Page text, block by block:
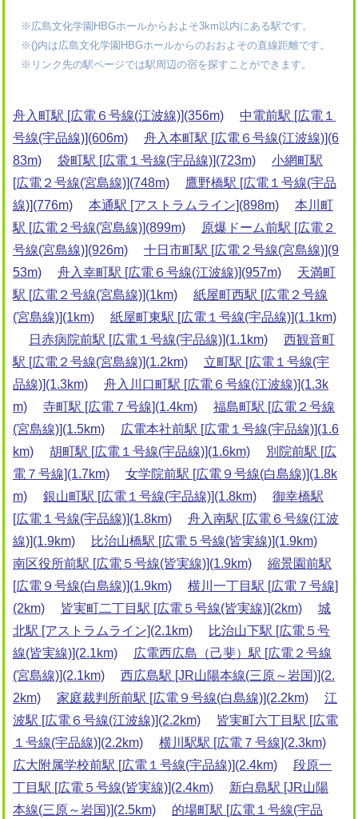
※広島文化学園HBGホールからおよそ3km以内にある駅です。
※()内は広島文化学園HBGホールからのおおよその直線距離です。
※リンク先の駅ページでは駅周辺の宿を探すことができます。
舟入町駅 [広電６号線(江波線)](356m)
中電前駅 [広電１
号線(宇品線)](606m)
舟入本町駅 [広電６号線(江波線)](6
83m)
袋町駅 [広電１号線(宇品線)](723m)
小網町駅
[広電２号線(宮島線)](748m)
鷹野橋駅 [広電１号線(宇品
線)](776m)
本通駅 [アストラムライン](898m)
本川町
駅 [広電２号線(宮島線)](899m)
原爆ドーム前駅 [広電２
号線(宮島線)](926m)
十日市町駅 [広電２号線(宮島線)](9
53m)
舟入幸町駅 [広電６号線(江波線)](957m)
天満町
駅 [広電２号線(宮島線)](1km)
紙屋町西駅 [広電２号線
(宮島線)](1km)
紙屋町東駅 [広電１号線(宇品線)](1.1km)
日赤病院前駅 [広電１号線(宇品線)](1.1km)
西観音町
駅 [広電２号線(宮島線)](1.2km)
立町駅 [広電１号線(宇
品線)](1.3km)
舟入川口町駅 [広電６号線(江波線)](1.3k
m)
寺町駅 [広電７号線](1.4km)
福島町駅 [広電２号線
(宮島線)](1.5km)
広電本社前駅 [広電１号線(宇品線)](1.6
km)
胡町駅 [広電１号線(宇品線)](1.6km)
別院前駅 [広
電７号線](1.7km)
女学院前駅 [広電９号線(白島線)](1.8k
m)
銀山町駅 [広電１号線(宇品線)](1.8km)
御幸橋駅
[広電１号線(宇品線)](1.8km)
舟入南駅 [広電６号線(江波
線)](1.9km)
比治山橋駅 [広電５号線(皆実線)](1.9km)
南区役所前駅 [広電５号線(皆実線)](1.9km)
縮景園前駅
[広電９号線(白島線)](1.9km)
横川一丁目駅 [広電７号線]
(2km)
皆実町二丁目駅 [広電５号線(皆実線)](2km)
城
北駅 [アストラムライン](2.1km)
比治山下駅 [広電５号
線(皆実線)](2.1km)
広電西広島（己斐）駅 [広電２号線
(宮島線)](2.1km)
西広島駅 [JR山陽本線(三原～岩国)](2.
2km)
家庭裁判所前駅 [広電９号線(白島線)](2.2km)
江
波駅 [広電６号線(江波線)](2.2km)
皆実町六丁目駅 [広電
１号線(宇品線)](2.2km)
横川駅駅 [広電７号線](2.3km)
広大附属学校前駅 [広電１号線(宇品線)](2.4km)
段原一
丁目駅 [広電５号線(皆実線)](2.4km)
新白島駅 [JR山陽
本線(三原～岩国)](2.5km)
的場町駅 [広電１号線(宇品